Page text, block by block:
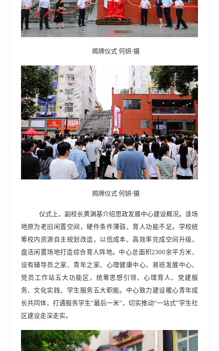
揭牌仪式 何妍/摄
揭牌仪式 何妍/摄
仪式上，副校长黄渊基介绍思政发展中心建设概况。该场
地原为老旧闲置空间，硬件条件薄弱，育人功能不足。学校统
筹校内资源自主规划改造，以低成本、高效率完成空间升级，
盘活闲置场地打造综合育人阵地。中心总面积2300余平方米，
设有辅导员之家、青年之家、心理健康中心、易班发展中心、
党员工作站五大功能区，统筹思想引领、心理育人、党建服
务、文化实践、学生服务五大职能。中心致力建设暖心青年成
长共同体，打通服务学生“最后一米”，切实推动“一站式”学生社
区建设走深走实。